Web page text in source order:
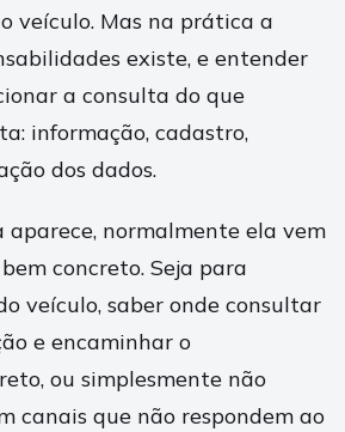
veículo. Mas na prática a
existe, e entender
a consulta do que
informação, cadastro,
dos dados.
aparece, normalmente ela vem
concreto. Seja para
veículo, saber onde consultar
e encaminhar o
ou simplesmente não
canais que não respondem ao